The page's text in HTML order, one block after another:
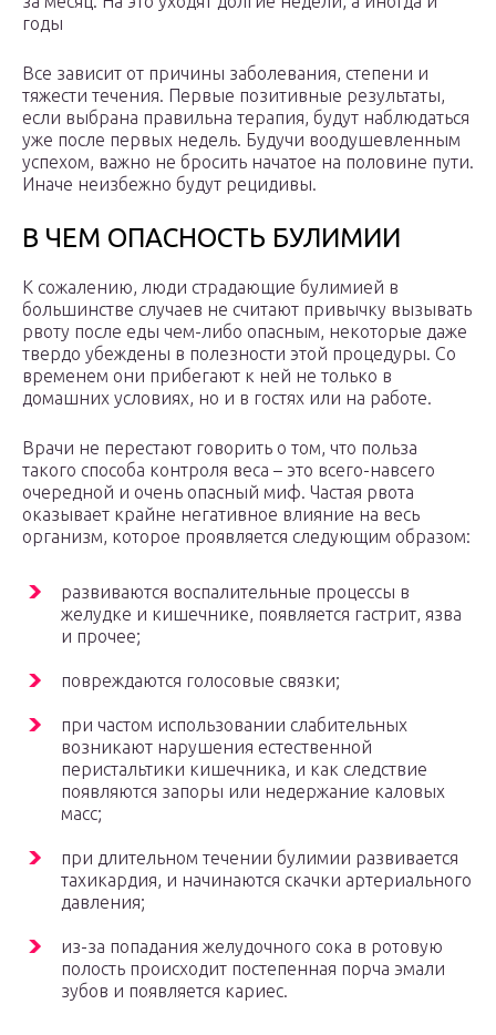
годы
Все зависит от причины заболевания, степени и
тяжести течения. Первые позитивные результаты,
если выбрана правильна терапия, будут наблюдаться
уже после первых недель. Будучи воодушевленным
успехом, важно не бросить начатое на половине пути.
Иначе неизбежно будут рецидивы.
В ЧЕМ ОПАСНОСТЬ БУЛИМИИ
К сожалению, люди страдающие булимией в
большинстве случаев не считают привычку вызывать
рвоту после еды чем-либо опасным, некоторые даже
твердо убеждены в полезности этой процедуры. Со
временем они прибегают к ней не только в
домашних условиях, но и в гостях или на работе.
Врачи не перестают говорить о том, что польза
такого способа контроля веса – это всего-навсего
очередной и очень опасный миф. Частая рвота
оказывает крайне негативное влияние на весь
организм, которое проявляется следующим образом:
развиваются воспалительные процессы в
желудке и кишечнике, появляется гастрит, язва
и прочее;
повреждаются голосовые связки;
при частом использовании слабительных
возникают нарушения естественной
перистальтики кишечника, и как следствие
появляются запоры или недержание каловых
масс;
при длительном течении булимии развивается
тахикардия, и начинаются скачки артериального
давления;
из-за попадания желудочного сока в ротовую
полость происходит постепенная порча эмали
зубов и появляется кариес.